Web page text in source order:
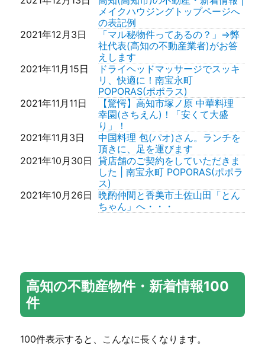
㎡（約44.92坪）価格変更しまし
た。
2026年7月14日
高知市中秦泉寺 リフォーム済住宅
1,399万円(税込） 3LDK 73.4㎡
(約22.2坪)価格変更しました。
2026年7月10日
高知市十津5丁目 建築条件付売地
7,096,950円3.3㎡＠ 13.5万円
173.78㎡ (約52.57坪)
2026年7月9日
高知市福井町新築住宅 3,180万円
（税込)3LDK 115.70㎡（約34.99
坪）動画アップしました。
2026年7月7日
高知市大津乙 リフォーム済住宅
2,199万円（税込）4LDK 108.33
㎡（約32.76坪）
高知市鴨部二丁目リフォーム済住
宅 2,799万円 4LDK 106.74㎡（約
32.28坪）
高知市弥生町 リフォーム済住宅
2,399万円( 税込） 5LDK 100.20
画アップしました。
2026年6月30日
高知市百石町2丁目③ 新築住宅
3,180万円(税込）3LDK 94.02㎡
た。
（税込）3LDK 126.68㎡(約38.32
知・高知市の不動産情報はメイク
ハウジング！
売却相談（買い取り）無料査定(高
知市不動産) | 高知の不動産物件の
売却相談はメイクハウジングへ！
お問い合わせ(高知市不動産) | 高
知・高知市の不動産情報はメイク
ハウジングへ！
不動産豆知識(高知市不動産) | 高
知・高知市の不動産情報はメイク
ハウジングへ！
会社案内(高知市不動産) | 高知・
高知市の不動産情報はメイクハウ
ジングへ！
2018年1月10日
お探しのページはありませんでし
た。
メイクハウジングトップページへ
の表記例
2021年12月3日
「マル秘物件ってあるの？」⇒弊
社代表(高知の不動産業者)がお答
えします
2021年11月15日
ドライヘッドマッサージでスッキ
リ、快適に！南宝永町
POPORAS(ポポラス)
2021年11月11日
【驚愕】高知市塚ノ原 中華料理
幸園(さちえん)！「安くて大盛
り」！
2021年11月3日
中国料理 包(パオ)さん。ランチを
頂きに、足を運びます
2021年10月30日 貸店舗のご契約をしていただきま
した | 南宝永町 POPORAS(ポポラ
ス)
2021年10月26日 晩酌仲間と香美市土佐山田「とん
ちゃん」へ・・・
高知の不動産物件・新着情報100
件
100件表示すると、こんなに長くなります。